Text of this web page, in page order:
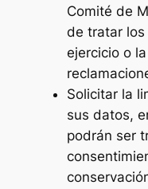
Comité de
de tratar los
ejercicio o
Solicitar la
sus datos,
podrán ser